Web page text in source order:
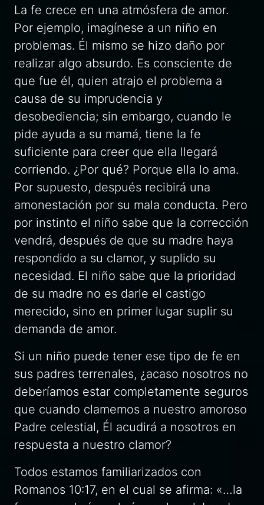
La fe crece en una atmósfera de amor.
Por ejemplo, imagínese a un niño en
problemas. Él mismo se hizo daño por
realizar algo absurdo. Es consciente de
que fue él, quien atrajo el problema a
causa de su imprudencia y
desobediencia; sin embargo, cuando le
pide ayuda a su mamá, tiene la fe
suficiente para creer que ella llegará
corriendo. ¿Por qué? Porque ella lo ama.
Por supuesto, después recibirá una
amonestación por su mala conducta. Pero
por instinto el niño sabe que la corrección
vendrá, después de que su madre haya
respondido a su clamor, y suplido su
necesidad. El niño sabe que la prioridad
de su madre no es darle el castigo
merecido, sino en primer lugar suplir su
demanda de amor.
Si un niño puede tener ese tipo de fe en
sus padres terrenales, ¿acaso nosotros no
deberíamos estar completamente seguros
que cuando clamemos a nuestro amoroso
Padre celestial, Él acudirá a nosotros en
respuesta a nuestro clamor?
Todos estamos familiarizados con
Romanos 10:17, en el cual se afirma: «…la